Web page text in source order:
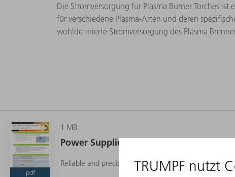
Die Stromversorgung für Plasma Burner Torches
für verschiedene Plasma-Arten und deren
wohldefinierte Stromversorgung des Plasma
pdf
1 MB
Power Supplies for DC-arc Plasma Torches
Reliable and precise power for plasma torch systems